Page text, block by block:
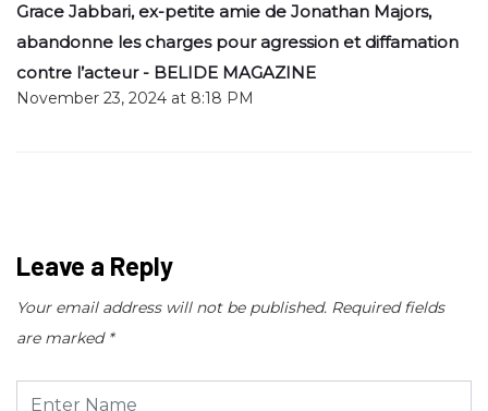
Grace Jabbari, ex-petite amie de Jonathan Majors,
abandonne les charges pour agression et diffamation
contre l’acteur - BELIDE MAGAZINE
November 23, 2024 at 8:18 PM
Leave a Reply
Your email address will not be published. Required fields
are marked *